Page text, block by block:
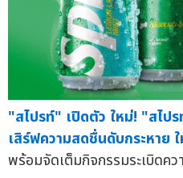
"สไปรท์" เปิดตัว ใหม่! "สไป
เสิร์ฟความสดชื่นดับกระหาย
พร้อมจัดเต็มกิจกรรมระเบิดคว